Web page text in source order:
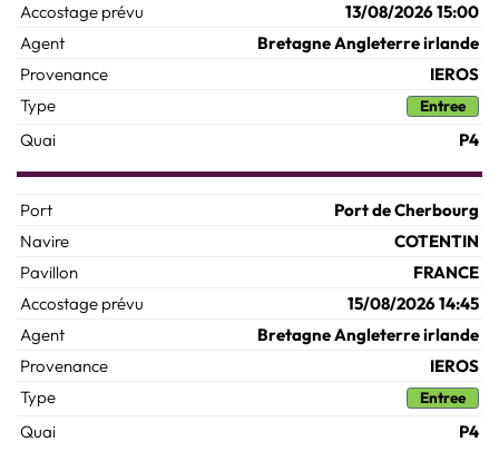
13/08/2026 15:00
Bretagne Angleterre irlande
IEROS
Entree
P4
Port de Cherbourg
COTENTIN
FRANCE
15/08/2026 14:45
Bretagne Angleterre irlande
IEROS
Entree
P4